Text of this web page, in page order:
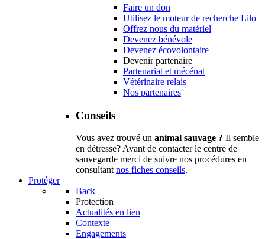
Faire un don
Utilisez le moteur de recherche Lilo
Offrez nous du matériel
Devenez bénévole
Devenez écovolontaire
Devenir partenaire
Partenariat et mécénat
Vétérinaire relais
Nos partenaires
Conseils
Vous avez trouvé un animal sauvage ? Il semble
en détresse? Avant de contacter le centre de
sauvegarde merci de suivre nos procédures en
consultantnos fiches conseils.
Protéger
Back
Protection
Actualités en lien
Contexte
Engagements